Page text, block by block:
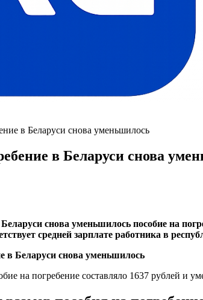
в Беларуси снова уменьшилось
в Беларуси снова
снова уменьшилось пособие на
средней зарплате работника в
на погребение составляло 1637 рублей и